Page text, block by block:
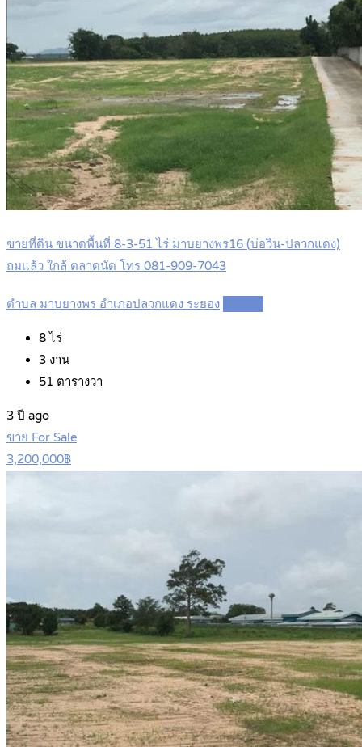
ขายที่ดิน ขนาดพื้นที่ 8-3-51 ไร่ มาบยางพร16 (บ่อวิน-ปลวกแดง)
ถมแล้ว ใกล้ ตลาดนัด โทร 081-909-7043
ตำบล มาบยางพร อำเภอปลวกแดง ระยอง
8ไร่
3 งาน
51 ตารางวา
3 ปี ago
ขาย For Sale
3,200,000฿